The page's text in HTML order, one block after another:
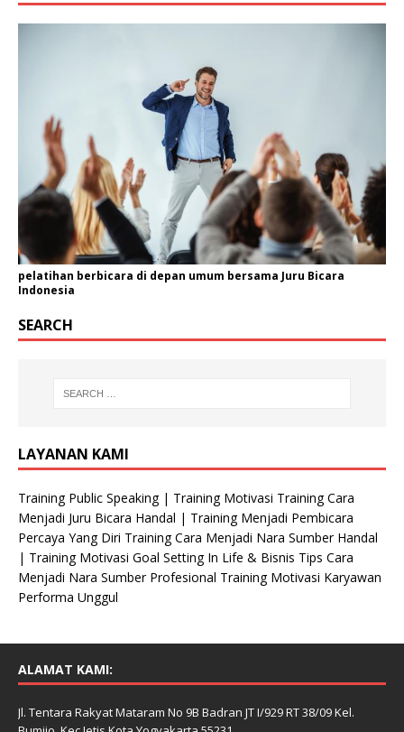
pelatihan berbicara di depan umum bersama Juru Bicara
Indonesia
SEARCH
LAYANAN KAMI
Training Public Speaking | Training Motivasi Training Cara
Menjadi Juru Bicara Handal | Training Menjadi Pembicara
Percaya Yang Diri Training Cara Menjadi Nara Sumber Handal
| Training Motivasi Goal Setting In Life & Bisnis Tips Cara
Menjadi Nara Sumber Profesional Training Motivasi Karyawan
Performa Unggul
ALAMAT KAMI:
Jl. Tentara Rakyat Mataram No 9B Badran JT I/929 RT 38/09 Kel.